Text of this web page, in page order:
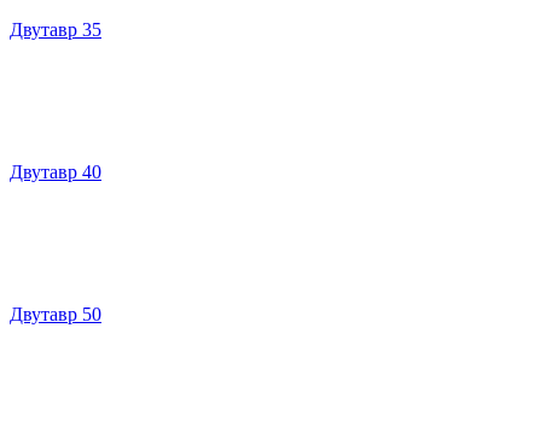
Двутавр 35
Двутавр 40
Двутавр 50